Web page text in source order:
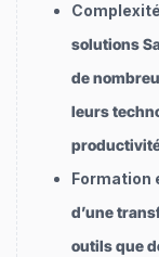
solutions
de
leurs
Formation
d’une
outils que